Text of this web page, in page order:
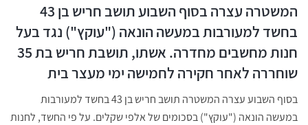
המשטרה עצרה בסוף השבוע תושב חריש בן 43
בחשד למעורבות במעשה הונאה ("עוקץ") נגד בעל
חנות מחשבים מחדרה. אשתו, תושבת חריש בת 35
שוחררה לאחר חקירה לחמישה ימי מעצר בית
בסוף השבוע עצרה המשטרה תושב חריש בן 43 בחשד למעורבות
במעשה הונאה ("עוקץ") בסכומים של אלפי שקלים. על פי החשד, לחנות